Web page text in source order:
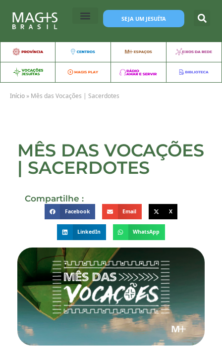
SEJA UM JESUÍTA
Início » Mês das Vocações | Sacerdotes
MÊS DAS VOCAÇÕES
| SACERDOTES
Compartilhe :
Facebook Email X
LinkedIn WhatsApp